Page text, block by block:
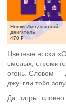
Носки Импульсный
двигатель
470 Р
Цветные носки
смелых,
огонь. Словом —
джунгли тебя
Да, тигры,